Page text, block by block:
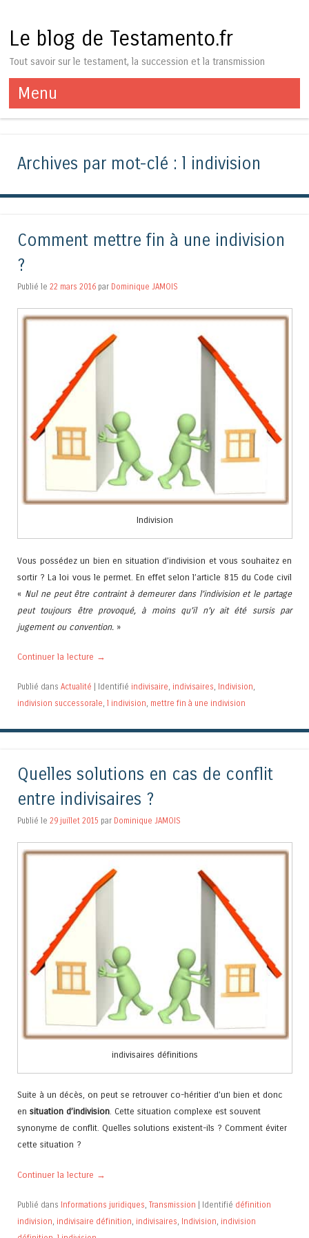
Le blog de Testamento.fr
Tout savoir sur le testament, la succession et la transmission
Menu
Aller au contenu
Archives par mot-clé : l indivision
Comment mettre fin à une indivision
?
Publié le 22 mars 2016 par Dominique JAMOIS
Indivision
Vous possédez un bien en situation d’indivision et vous souhaitez en
sortir ? La loi vous le permet. En effet selon l’article 815 du Code civil
« Nul ne peut être contraint à demeurer dans l’indivision et le partage
peut toujours être provoqué, à moins qu’il n’y ait été sursis par
jugement ou convention. »
Continuer la lecture →
Publié dans Actualité Identifié indivisaire, indivisaires, Indivision,
indivision successorale, l indivision, mettre fin à une indivision
Quelles solutions en cas de conflit
entre indivisaires ?
Publié le 29 juillet 2015 par Dominique JAMOIS
indivisaires définitions
Suite à un décès, on peut se retrouver co-héritier d’un bien et donc
en situation d’indivision. Cette situation complexe est souvent
synonyme de conflit. Quelles solutions existent-ils ? Comment éviter
cette situation ?
Continuer la lecture →
Publié dans Informations juridiques Transmission | Identifié définition
indivision indivisaire définition indivisaires Indivision indivision